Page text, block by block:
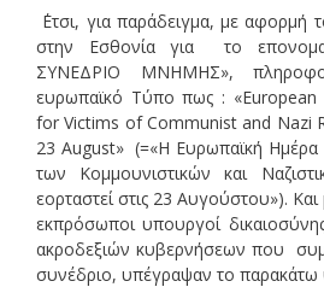
΄Ετσι, για παράδειγμα, με
στην Εσθονία για το
ΣΥΝΕΔΡΙΟ ΜΝΗΜΗΣ»,
ευρωπαϊκό Τύπο πως :
for Victims of Communist and Nazi
23 August» (=«Η Ευρωπαϊκή
των Κομμουνιστικών και
εορταστεί στις 23 Αυγούστου»). Και
εκπρόσωποι υπουργοί
ακροδεξιών κυβερνήσεων που
συνέδριο, υπέγραψαν το παρακάτω